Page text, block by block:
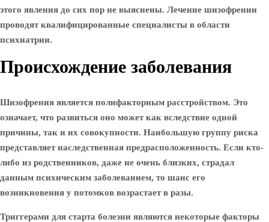
этого явления до сих пор не выяснены. Лечение шизофрении
проводят квалифицированные специалисты в области
психиатрии.
Происхождение заболевания
Шизофрения является полифакторным расстройством. Это
означает, что развиться оно может как вследствие одной
причины, так и их совокупности. Наибольшую группу риска
представляет наследственная предрасположенность. Если кто-
либо из родственников, даже не очень близких, страдал
данным психическим заболеванием, то шанс его
возникновения у потомков возрастает в разы.
Триггерами для старта болезни являются некоторые факторы